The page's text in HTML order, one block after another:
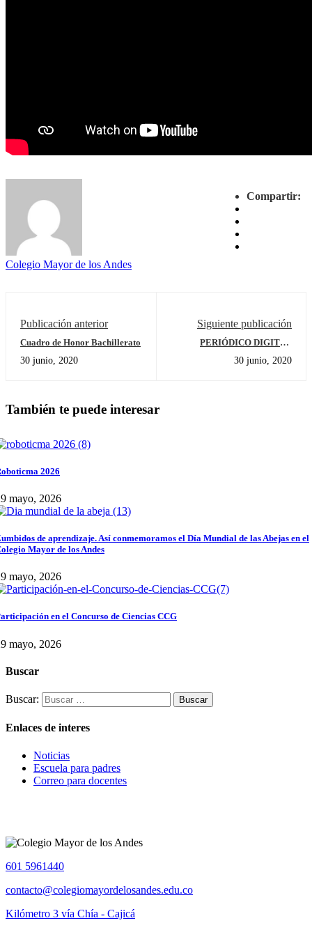
Compartir:
Colegio Mayor de los Andes
Publicación anterior
Cuadro de Honor Bachillerato
30 junio, 2020
Siguiente publicación
PERIÓDICO DIGITAL
30 junio, 2020
También te puede interesar
2026
mayo, 2026
de aprendizaje. Así conmemoramos el Día Mundial de las Abejas en el
Mayor de los Andes
mayo, 2026
en el Concurso de Ciencias CCG
mayo, 2026
Buscar
Buscar:
Enlaces de interes
Noticias
Escuela para padres
Correo para docentes
601 5961440
contacto@colegiomayordelosandes.edu.co
Kilómetro 3 vía Chía - Cajicá